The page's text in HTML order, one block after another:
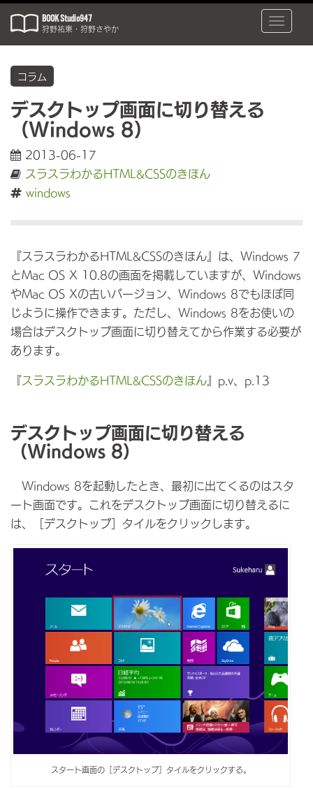
Toggle
BOOK Studio947
狩野祐東・狩野さやか
コラム
デスクトップ画面に切り替える
（Windows 8）
2013-06-17
スラスラわかるHTML&CSSのきほん
windows
『スラスラわかるHTML&CSSのきほん』は、Windows 7
とMac OS X 10.8の画面を掲載していますが、Windows
やMac OS Xの古いバージョン、Windows 8でもほぼ同
じように操作できます。ただし、Windows 8をお使いの
場合はデスクトップ画面に切り替えてから作業する必要が
あります。
『スラスラわかるHTML&CSSのきほん』p.v、p.13
デスクトップ画面に切り替える
（Windows 8）
Windows 8を起動したとき、最初に出てくるのはスタ
ート画面です。これをデスクトップ画面に切り替えるに
は、［デスクトップ］タイルをクリックします。
スタート画面の［デスクトップ］タイルをクリックする。